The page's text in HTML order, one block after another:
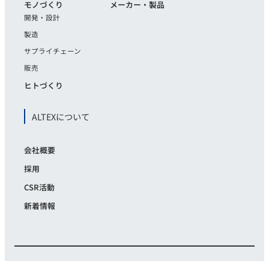
モノづくり
開発・設計
製造
サプライチェーン
販売
ヒトづくり
メーカー・製品
ALTEXについて
会社概要
採用
CSR活動
新着情報